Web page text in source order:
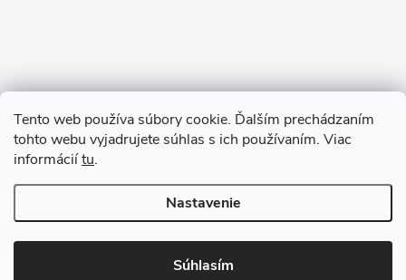
Tento web používa súbory cookie. Ďalším prechádzaním
tohto webu vyjadrujete súhlas s ich používaním. Viac
informáciítu.
Nastavenie
Súhlasím
Sledovať na Instagrame
Copyright 2026remab.sk. Všetky práva vyhradené.